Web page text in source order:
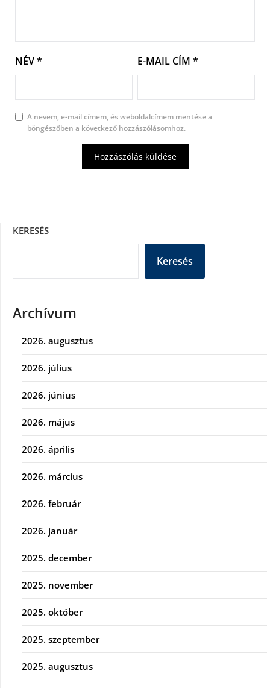
NÉV* E-MAIL CÍM *
A nevem, e-mail címem, és weboldalcímem mentése a
böngészőben a következő hozzászólásomhoz.
KERESÉS
Keresés
Archívum
2026. augusztus
2026. július
2026. június
2026. május
2026. április
2026. március
2026. február
2026. január
2025. december
2025. november
2025. október
2025. szeptember
2025. augusztus